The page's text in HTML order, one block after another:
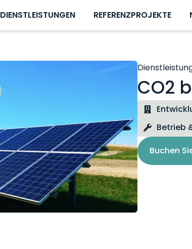
DIENSTLEISTUNGEN REFERENZPROJEKTE
CO2
Betrieb
Buchen